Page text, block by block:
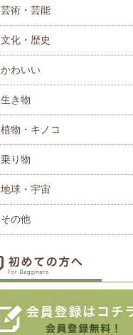
芸術・芸能
文化・歴史
かわいい
生き物
植物・キノコ
乗り物
地球・宇宙
その他